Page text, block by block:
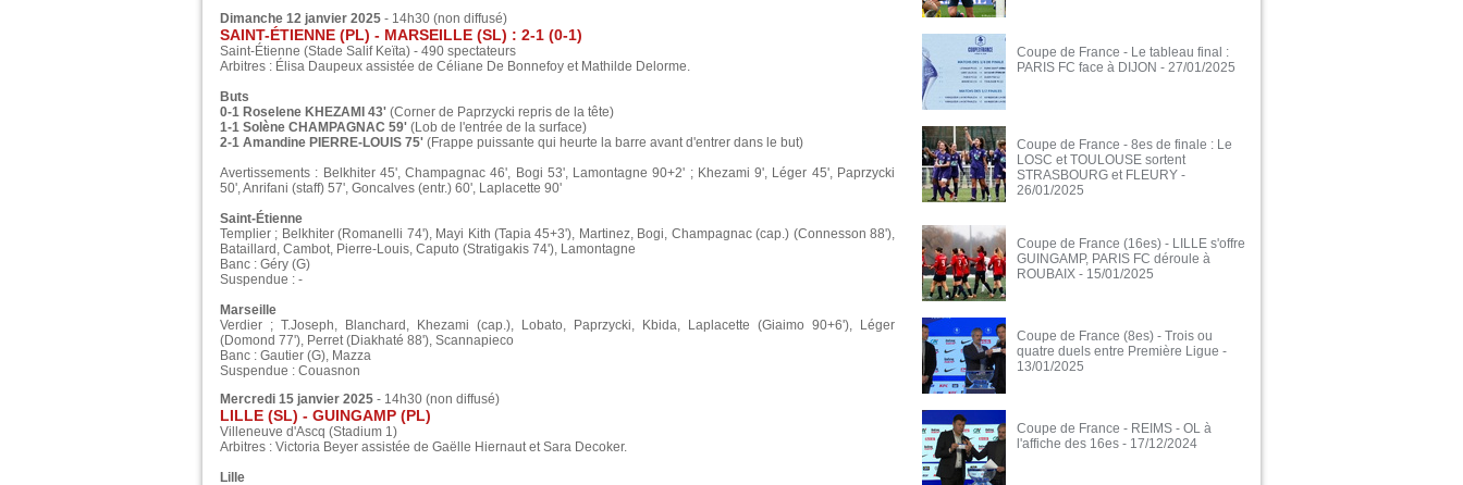
Dimanche 12 janvier 2025 - 14h30 (non diffusé)
SAINT-ÉTIENNE (PL) - MARSEILLE (SL) : 2-1 (0-1)
Saint-Étienne (Stade Salif Keïta) - 490 spectateurs
Arbitres : Élisa Daupeux assistée de Céliane De Bonnefoy et Mathilde Delorme.
Buts
0-1 Roselene KHEZAMI 43' (Corner de Paprzycki repris de la tête)
1-1 Solène CHAMPAGNAC 59' (Lob de l'entrée de la surface)
2-1 Amandine PIERRE-LOUIS 75' (Frappe puissante qui heurte la barre avant d'entrer dans le but)
Avertissements : Belkhiter 45', Champagnac 46', Bogi 53', Lamontagne 90+2' ; Khezami 9', Léger 45', Paprzycki
50', Anrifani (staff) 57', Goncalves (entr.) 60', Laplacette 90'
Saint-Étienne
Templier ; Belkhiter (Romanelli 74'), Mayi Kith (Tapia 45+3'), Martinez, Bogi, Champagnac (cap.) (Connesson 88'),
Bataillard, Cambot, Pierre-Louis, Caputo (Stratigakis 74'), Lamontagne
Banc : Géry (G)
Suspendue : -
Marseille
Verdier ; T.Joseph, Blanchard, Khezami (cap.), Lobato, Paprzycki, Kbida, Laplacette (Giaimo 90+6'), Léger
(Domond 77'), Perret (Diakhaté 88'), Scannapieco
Banc : Gautier (G), Mazza
Suspendue : Couasnon
Mercredi 15 janvier 2025 - 14h30 (non diffusé)
LILLE (SL) - GUINGAMP (PL)
Villeneuve d'Ascq (Stadium 1)
Arbitres : Victoria Beyer assistée de Gaëlle Hiernaut et Sara Decoker.
Lille
Coupe de France - Le tableau final :
PARIS FC face à DIJON - 27/01/2025
Coupe de France - 8es de finale : Le
LOSC et TOULOUSE sortent
STRASBOURG et FLEURY -
26/01/2025
Coupe de France (16es) - LILLE s'offre
GUINGAMP, PARIS FC déroule à
ROUBAIX - 15/01/2025
Coupe de France (8es) - Trois ou
quatre duels entre Première Ligue -
13/01/2025
Coupe de France - REIMS - OL à
l'affiche des 16es - 17/12/2024